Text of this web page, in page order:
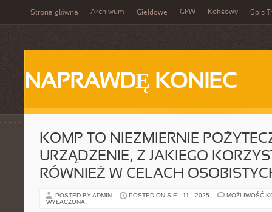
Strona główna Archiwum Giełdowe GPW Koksowy Spis
NAPRAWDĘ KONIEC
KOMP TO NIEZMIERNIE
URZĄDZENIE, Z JAKIEGO
RÓWNIEŻ W CELACH
POSTED BY ADMIN POSTED ON SIE - 11 - 2025
MOŻLIWOŚĆ
WYŁĄCZONA